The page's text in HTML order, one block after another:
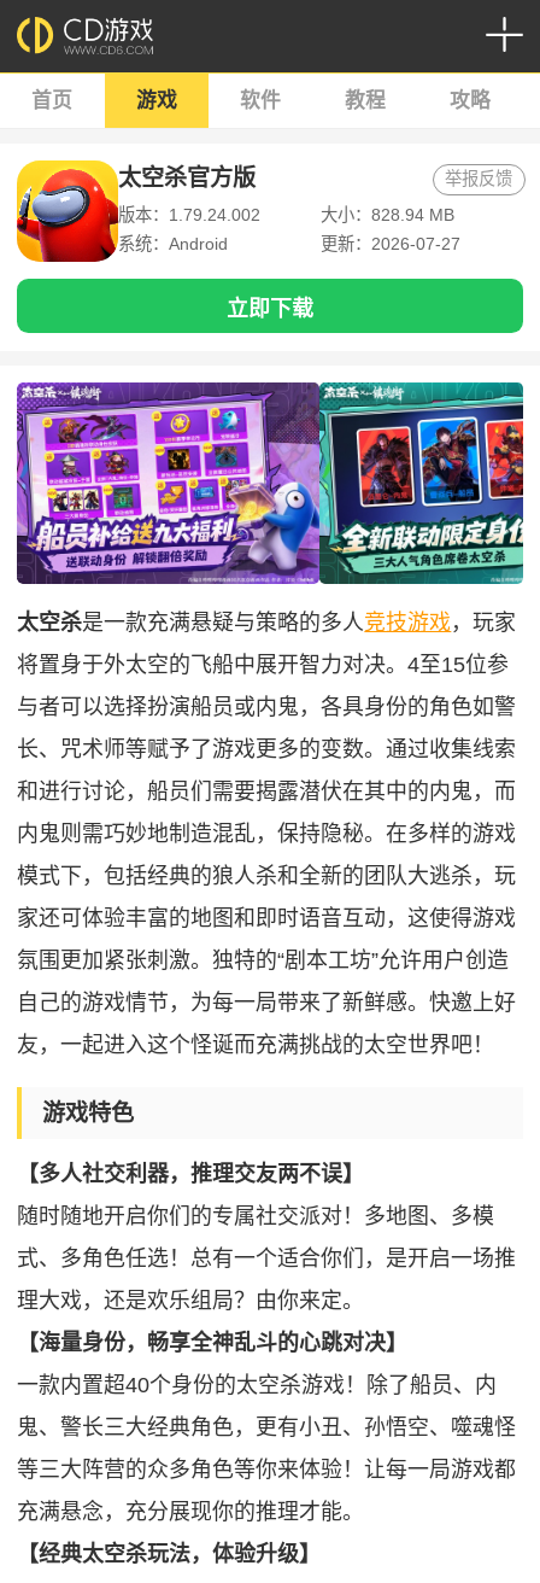
首页 游戏 软件 教程 攻略
太空杀官方版
版本：1.79.24.002
大小：828.94 MB
系统：Android
更新：2026-07-27
举报反馈
立即下载
太空杀是一款充满悬疑与策略的多人竞技游戏 ，玩家
将置身于外太空的飞船中展开智力对决。4至15位参
与者可以选择扮演船员或内鬼，各具身份的角色如警
长、咒术师等赋予了游戏更多的变数。通过收集线索
和进行讨论，船员们需要揭露潜伏在其中的内鬼，而
内鬼则需巧妙地制造混乱，保持隐秘。在多样的游戏
模式下，包括经典的狼人杀和全新的团队大逃杀，玩
家还可体验丰富的地图和即时语音互动，这使得游戏
氛围更加紧张刺激。独特的“剧本工坊”允许用户创造
自己的游戏情节，为每一局带来了新鲜感。快邀上好
友，一起进入这个怪诞而充满挑战的太空世界吧！
游戏特色
【多人社交利器，推理交友两不误】
随时随地开启你们的专属社交派对！多地图、多模
式、多角色任选！总有一个适合你们，是开启一场推
理大戏，还是欢乐组局？由你来定。
【海量身份，畅享全神乱斗的心跳对决】
一款内置超40个身份的太空杀游戏！除了船员、内
鬼、警长三大经典角色，更有小丑、孙悟空、噬魂怪
等三大阵营的众多角色等你来体验！让每一局游戏都
充满悬念，充分展现你的推理才能。
【经典太空杀玩法，体验升级】